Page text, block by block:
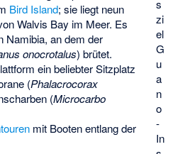
s
zi
el
G
u
a
n
o
-
In
Bird Island; sie liegt neun
Walvis Bay im Meer. Es
Namibia, an dem der
onocrotalus) brütet.
ein beliebter Sitzplatz
(Phalacrocorax
(Microcarbo
mit Booten entlang der